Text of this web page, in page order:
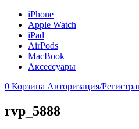
iPhone
Apple Watch
iPad
AirPods
MacBook
Аксессуары
0 Корзина Авторизация/
rvp_5888